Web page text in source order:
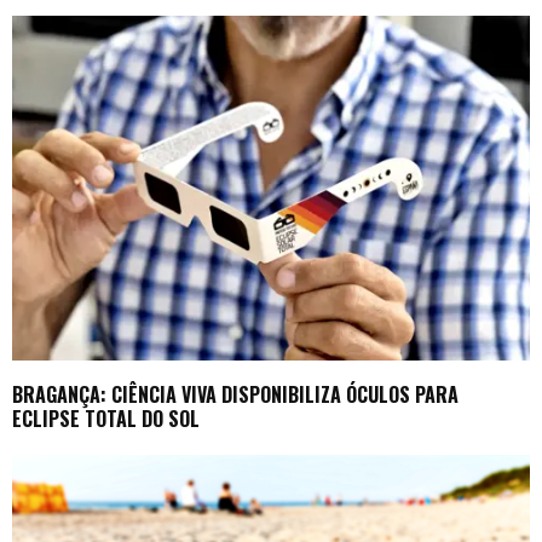
BRAGANÇA: CIÊNCIA VIVA DISPONIBILIZA ÓCULOS PARA
ECLIPSE TOTAL DO SOL